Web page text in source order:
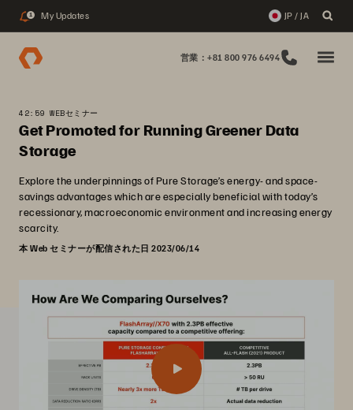
1 My Updates JP / JA
営業：+81 800 976 6494
42:59 WEBセミナー
Get Promoted for Running Greener Data
Storage
Explore the underpinnings of Pure Storage’s energy- and space-
savings advantages which are especially beneficial with today’s
recessionary, macroeconomic environment and increasing energy
scarcity.
本 Web セミナーが配信された日 2023/06/14